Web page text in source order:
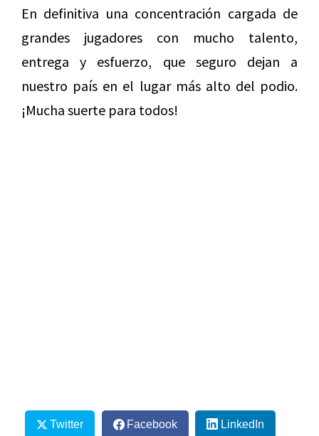
En definitiva una concentración cargada de
grandes jugadores con mucho talento,
entrega y esfuerzo, que seguro dejan a
nuestro país en el lugar más alto del podio.
¡Mucha suerte para todos!
Twitter Facebook LinkedIn